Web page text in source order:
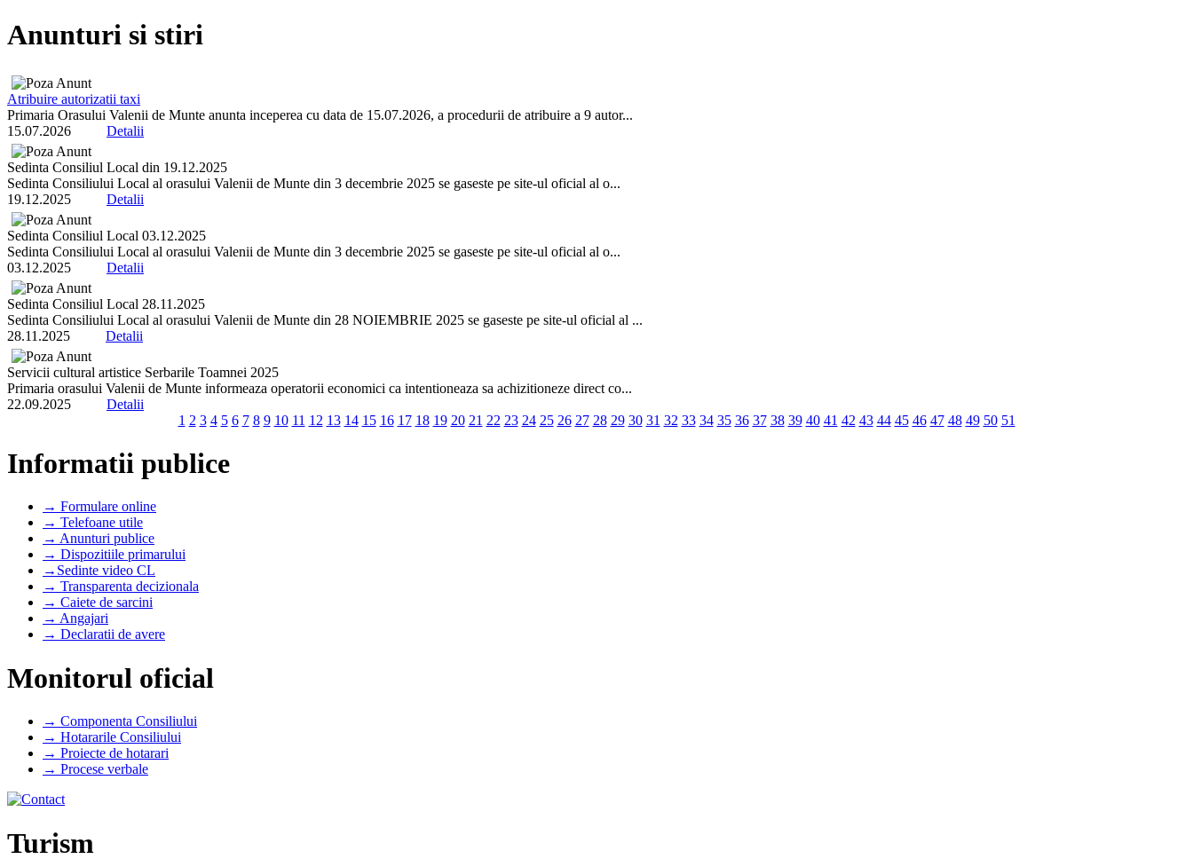
Anunturi si stiri
Atribuire autorizatii taxi
Primaria Orasului Valenii de Munte anunta inceperea cu data de 15.07.2026, a procedurii de atribuire a 9 autor...
15.07.2026 Detalii
Sedinta Consiliul Local din 19.12.2025
Sedinta Consiliului Local al orasului Valenii de Munte din 3 decembrie 2025 se gaseste pe site-ul oficial al o...
19.12.2025 Detalii
Sedinta Consiliul Local 03.12.2025
Sedinta Consiliului Local al orasului Valenii de Munte din 3 decembrie 2025 se gaseste pe site-ul oficial al o...
03.12.2025 Detalii
Sedinta Consiliul Local 28.11.2025
Sedinta Consiliului Local al orasului Valenii de Munte din 28 NOIEMBRIE 2025 se gaseste pe site-ul oficial al ...
28.11.2025 Detalii
Servicii cultural artistice Serbarile Toamnei 2025
Primaria orasului Valenii de Munte informeaza operatorii economici ca intentioneaza sa achizitioneze direct co...
22.09.2025 Detalii
1 2 3 4 5 6 7 8 9 10 11 12 13 14 15 16 17 18 19 20 21 22 23 24 25 26 27 28 29 30 31 32 33 34 35 36 37 38 39 40 41 42 43 44 45 46 47 48 49 50 51
Informatii publice
→ Formulare online
→ Telefoane utile
→ Anunturi publice
→ Dispozitiile primarului
→Sedinte video CL
→ Transparenta decizionala
→ Caiete de sarcini
→ Angajari
→ Declaratii de avere
Monitorul oficial
→ Componenta Consiliului
→ Hotararile Consiliului
→ Proiecte de hotarari
→ Procese verbale
Turism